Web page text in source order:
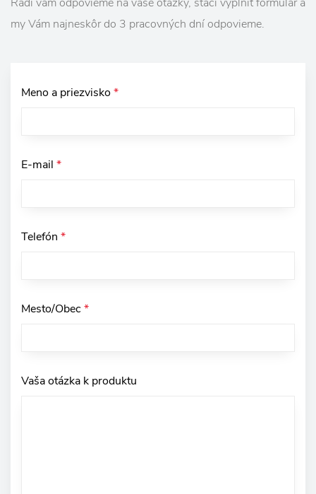
my Vám najneskôr do 3 pracovných dní odpovieme.
Meno a priezvisko *
E-mail *
Telefón *
Mesto/Obec*
Vaša otázka k produktu